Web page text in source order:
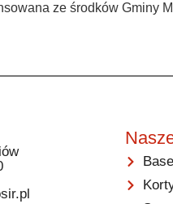
ze środków Gminy